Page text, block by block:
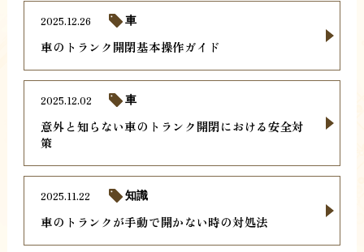
車のトランク開閉基本操作ガイド
2025.12.26 車
意外と知らない車のトランク開閉における安全対
策
2025.12.02 車
車のトランクが手動で開かない時の対処法
2025.11.22 知識